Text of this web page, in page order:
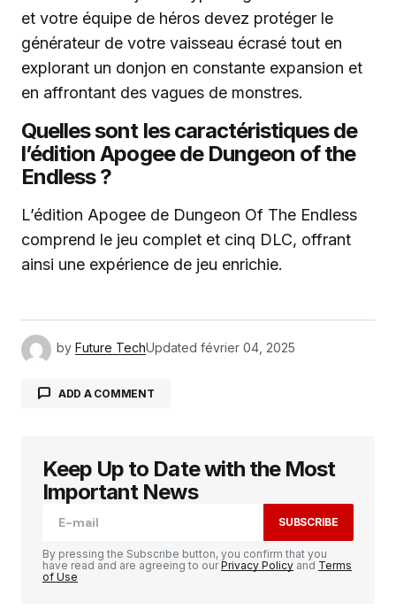
et votre équipe de héros devez protéger le
générateur de votre vaisseau écrasé tout en
explorant un donjon en constante expansion et
en affrontant des vagues de monstres.
Quelles sont les caractéristiques de
l’édition Apogee de Dungeon of the
Endless ?
L’édition Apogee de Dungeon Of The Endless
comprend le jeu complet et cinq DLC, offrant
ainsi une expérience de jeu enrichie.
by Future TechUpdated février 04, 2025
ADD A COMMENT
Votre adresse e-mail ne sera pas publiée. Les
champs obligatoires sont indiqués avec
Keep Up to Date with the Most
Important News
SUBSCRIBE
By pressing the Subscribe button, you confirm that you
have read and are agreeing to ourPrivacy Policy and Terms
of Use